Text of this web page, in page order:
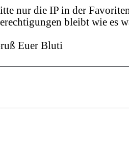
nur die IP in der
bleibt wie es
Euer Bluti